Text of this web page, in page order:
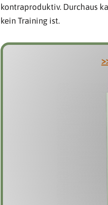
kontraproduktiv. Durchaus
kein Training ist.